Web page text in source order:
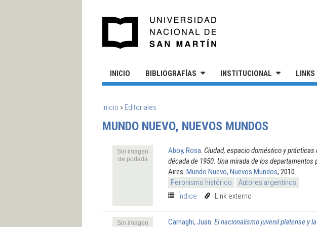
INICIO BIBLIOGRAFÍAS INSTITUCIONAL LINKS
SE ENCUENTRA USTED AQUÍ
Inicio » Editoriales
MUNDO NUEVO, NUEVOS MUNDOS
Sin imagen
de portada
Aboy, Rosa Ciudad, espacio doméstico y prácticas
década de 1950. Una mirada de los departamentos
Aires: Mundo Nuevo, Nuevos Mundos, 2010.
Peronismo histórico
Autores argentinos
Índice
Link externo
Sin imagen
Carnaghi, Juan El nacionalismo juvenil platense y